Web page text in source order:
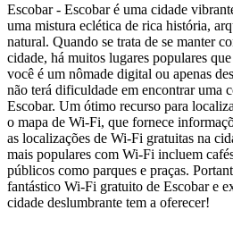
Escobar- Escobar é uma cidade
uma mistura eclética de rica história,
natural. Quando se trata de se manter
cidade, há muitos lugares populares
você é um nômade digital ou apenas
não terá dificuldade em encontrar uma
Escobar. Um ótimo recurso para
o mapa de Wi-Fi, que fornece
as localizações de Wi-Fi gratuitas na
mais populares com Wi-Fi incluem
públicos como parques e praças.
fantástico Wi-Fi gratuito de Escobar e
cidade deslumbrante tem a oferecer!